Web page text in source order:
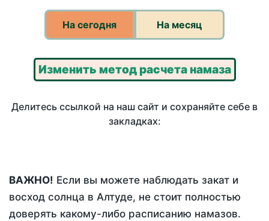
На сегодня На месяц
Изменить метод расчета намаза
Делитесь ссылкой на наш сайт и сохраняйте себе в
закладках:
ВАЖНО! Если вы можете наблюдать закат и
восход солнца в Алтуде, не стоит полностью
доверять какому-либо расписанию намазов.